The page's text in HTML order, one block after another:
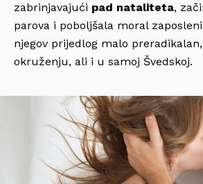
zabrinjavajući pad nataliteta,
parova i poboljšala moral
njegov prijedlog malo
okruženju, ali i u samoj Švedskoj.